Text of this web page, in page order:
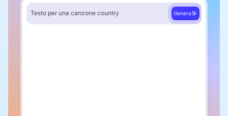
Testo per una canzone country Genera